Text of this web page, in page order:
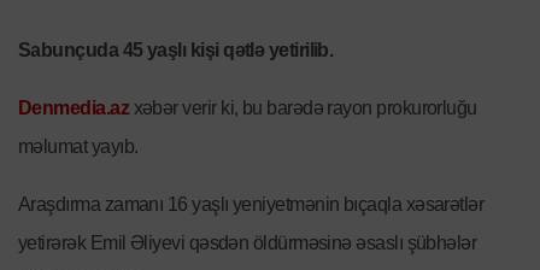
Sabunçuda 45 yaşlı kişi qətlə yetirilib.
Denmedia.azxəbər verir ki, bu barədə rayon prokurorluğu
məlumat yayıb.
Araşdırma zamanı 16 yaşlı yeniyetmənin bıçaqla xəsarətlər
yetirərək Emil Əliyevi qəsdən öldürməsinə əsaslı şübhələr